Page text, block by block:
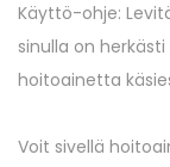
Käyttö-ohje:
sinulla on
hoitoainetta
Voit sivellä